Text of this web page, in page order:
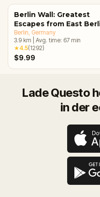
Berlin Wall: Greatest
Escapes from East
Walking Tour & Escape
Game
Berlin , Germany
3.9 km Avg. time: 67 min
★4.5(1292)
$9.99
Lade Questo
in der